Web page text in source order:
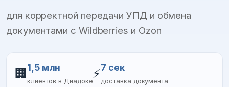
для корректной передачи УПД и обмена
документами с Wildberries и Ozon
🏢 1,5 млн
клиентов в Диадоке
⚡7 сек
доставка документа